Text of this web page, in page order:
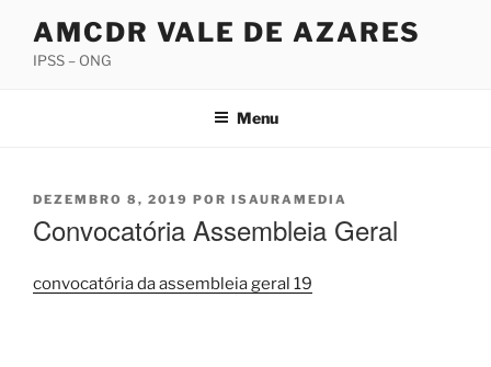
AMCDR VALE DE AZARES
IPSS – ONG
Menu
PUBLICADO
DEZEMBRO 8, 2019 POR ISAURAMEDIA
Convocatória Assembleia Geral
convocatória da assembleia geral 19